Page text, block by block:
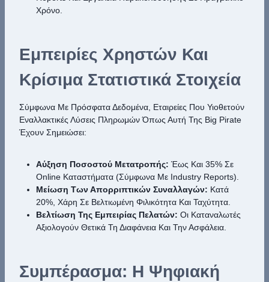
Χρόνο.
Εμπειρίες Χρηστών Και
Κρίσιμα Στατιστικά Στοιχεία
Σύμφωνα Με Πρόσφατα Δεδομένα, Εταιρείες Που Υιοθετούν
Εναλλακτικές Λύσεις Πληρωμών Όπως Αυτή Της Big Pirate
Έχουν Σημειώσει:
Αύξηση Ποσοστού Μετατροπής: Έως Και 35% Σε
Online Καταστήματα (σύμφωνα Με Industry Reports).
Μείωση Των Απορριπτικών Συναλλαγών: Κατά
20%, Χάρη Σε Βελτιωμένη Φιλικότητα Και Ταχύτητα.
Βελτίωση Της Εμπειρίας Πελατών: Οι Καταναλωτές
Αξιολογούν Θετικά Τη Διαφάνεια Και Την Ασφάλεια.
Συμπέρασμα: Η Ψηφιακή